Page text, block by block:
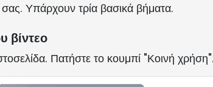
Υπάρχουν τρία βασικά βήματα.
βίντεο
Πατήστε το κουμπί "Κοινή χρήση".